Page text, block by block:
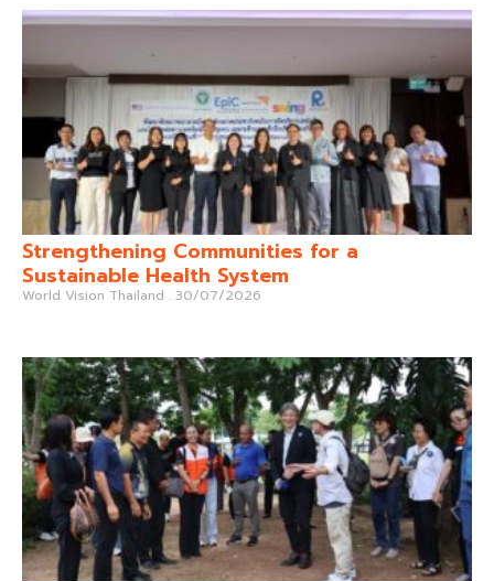
Strengthening Communities for a
Sustainable Health System
World Vision Thailand 30/07/2026